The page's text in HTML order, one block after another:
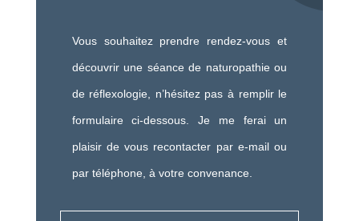
Vous souhaitez prendre rendez-vous et
découvrir une séance de naturopathie ou
de réflexologie, n’hésitez pas à remplir le
formulaire ci-dessous. Je me ferai un
plaisir de vous recontacter par e-mail ou
par téléphone, à votre convenance.